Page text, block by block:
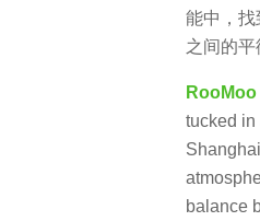
能中，找
之间的平
tucked in
balance